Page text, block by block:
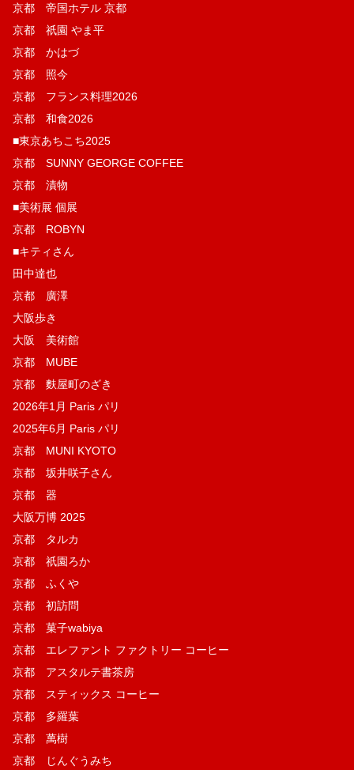
京都 帝国ホテル 京都
京都 祇園 やま平
京都 かはづ
京都 照今
京都 フランス料理2026
京都 和食2026
■東京あちこち2025
京都 SUNNY GEORGE COFFEE
京都 漬物
■美術展 個展
京都 ROBYN
■キティさん
田中達也
京都 廣澤
大阪歩き
大阪 美術館
京都 MUBE
京都 麩屋町のざき
2026年1月 Paris パリ
2025年6月 Paris パリ
京都 MUNI KYOTO
京都 坂井咲子さん
京都 器
大阪万博 2025
京都 タルカ
京都 祇園ろか
京都 ふくや
京都 初訪問
京都 菓子wabiya
京都 エレファント ファクトリー コーヒー
京都 アスタルテ書茶房
京都 スティックス コーヒー
京都 多羅葉
京都 萬樹
京都 じんぐうみち